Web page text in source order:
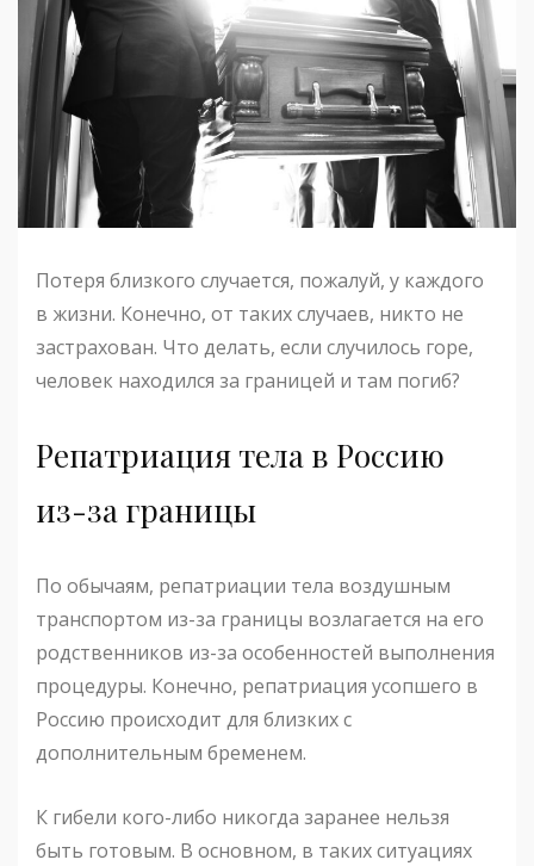
Потеря близкого случается, пожалуй, у каждого
в жизни. Конечно, от таких случаев, никто не
застрахован. Что делать, если случилось горе,
человек находился за границей и там погиб?
Репатриация тела в Россию
из-за границы
По обычаям, репатриации тела воздушным
транспортом из-за границы возлагается на его
родственников из-за особенностей выполнения
процедуры. Конечно, репатриация усопшего в
Россию происходит для близких с
дополнительным бременем.
К гибели кого-либо никогда заранее нельзя
быть готовым. В основном, в таких ситуациях